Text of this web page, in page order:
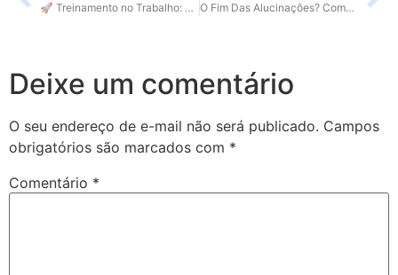
🚀 Treinamento no Trabalho: O Poder da IA e do Híbrido no Desenvolvimento de Talentos O Fim Das Alucinações? Como A Inteligência Artificial Pode Substituir O Ópio Dos Gênios
Deixe um comentário
O seu endereço de e-mail não será publicado. Campos
obrigatórios são marcados com *
Comentário *